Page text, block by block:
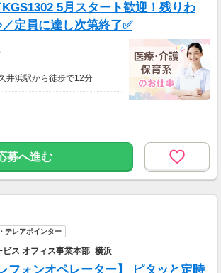
5月スタート歓迎！残りわ
定員に達し次第終了✅
井浜駅から徒歩で12分
募へ進む
テレアポインター
ス オフィス事業本部_横浜
フォンオペレーター】 ピタッと定時